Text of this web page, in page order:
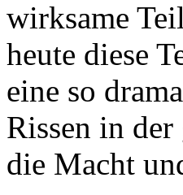
wirksame
heute diese
eine so
Rissen in
die Macht